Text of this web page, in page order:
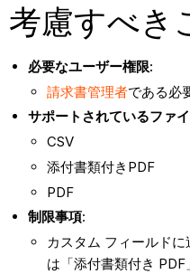
考慮すべき
必要なユーザー権限:
請求書管理者である必
サポートされているファ
CSV
添付書類付きPDF
PDF
制限事項:
カスタム フィールド
は「添付書類付き